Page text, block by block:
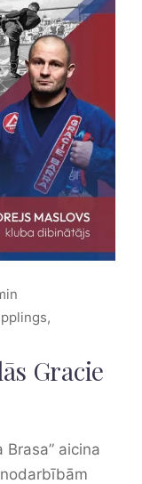
,
Gracie
Brasa” aicina